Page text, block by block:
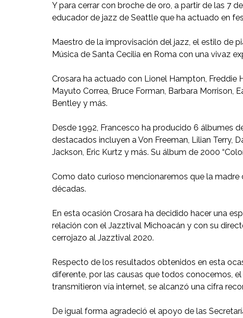
Y para cerrar con broche de oro, a partir de las 7
educador de jazz de Seattle que ha actuado en
Maestro de la improvisación del jazz, el estilo de
Música de Santa Cecilia en Roma con una vivaz
Crosara ha actuado con Lionel Hampton, Freddie
Mayuto Correa, Bruce Forman, Barbara Morrison,
Bentley y más.
Desde 1992, Francesco ha producido 6 álbumes
destacados incluyen a Von Freeman, Lilian Terry,
Jackson, Eric Kurtz y más. Su álbum de 2000
Como dato curioso mencionaremos que la madre
décadas.
En esta ocasión Crosara ha decidido hacer una
relación con el Jazztival Michoacán y con su
cerrojazo al Jazztival 2020.
Respecto de los resultados obtenidos en esta
diferente, por las causas que todos conocemos,
transmitieron vía internet, se alcanzó una cifra
De igual forma agradeció el apoyo de las